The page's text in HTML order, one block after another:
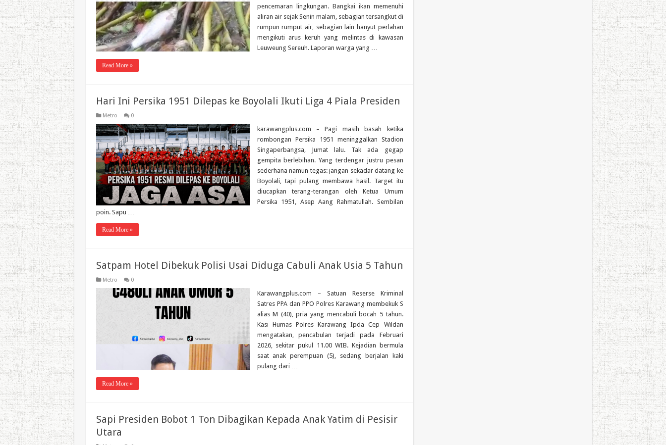
pencemaran lingkungan. Bangkai ikan memenuhi
aliran air sejak Senin malam, sebagian tersangkut di
rumpun rumput air, sebagian lain hanyut perlahan
mengikuti arus keruh yang melintas di kawasan
Leuweung Sereuh. Laporan warga yang …
Read More »
Hari Ini Persika 1951 Dilepas ke Boyolali Ikuti Liga 4 Piala Presiden
Metro 0
karawangplus.com – Pagi masih basah ketika
rombongan Persika 1951 meninggalkan Stadion
Singaperbangsa, Jumat lalu. Tak ada gegap
gempita berlebihan. Yang terdengar justru pesan
sederhana namun tegas: jangan sekadar datang ke
Boyolali, tapi pulang membawa hasil. Target itu
diucapkan terang-terangan oleh Ketua Umum
Persika 1951, Asep Aang Rahmatullah. Sembilan
poin. Sapu …
Read More »
Satpam Hotel Dibekuk Polisi Usai Diduga Cabuli Anak Usia 5 Tahun
Metro 0
Karawangplus.com – Satuan Reserse Kriminal
Satres PPA dan PPO Polres Karawang membekuk S
alias M (40), pria yang mencabuli bocah 5 tahun.
Kasi Humas Polres Karawang Ipda Cep Wildan
mengatakan, pencabulan terjadi pada Februari
2026, sekitar pukul 11.00 WIB. Kejadian bermula
saat anak perempuan (5), sedang berjalan kaki
pulang dari …
Read More »
Sapi Presiden Bobot 1 Ton Dibagikan Kepada Anak Yatim di Pesisir
Utara